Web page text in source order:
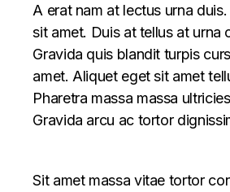
A erat nam at lectus urna
sit amet. Duis at tellus at urna
Gravida quis blandit turpis
amet. Aliquet eget sit amet
Pharetra massa massa
Gravida arcu ac tortor
Sit amet massa vitae tortor